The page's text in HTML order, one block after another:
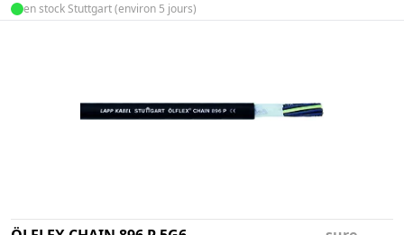
en stock Stuttgart (environ 5 jours)